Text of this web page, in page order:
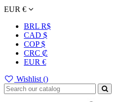
EUR €
BRL R$
CAD $
COP $
CRC ₡
EUR €
Wishlist ()